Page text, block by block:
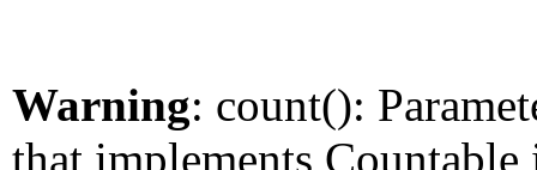
Warning: count():
that implements Countable